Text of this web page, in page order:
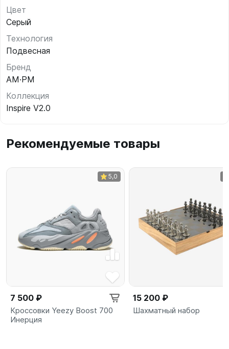
Цвет
Серый
Технология
Подвесная
Бренд
AM·PM
Коллекция
Inspire V2.0
Рекомендуемые товары
5,0
7 500 ₽
Кроссовки Yeezy Boost 700
Инерция
15 200 ₽
Шахматный набор